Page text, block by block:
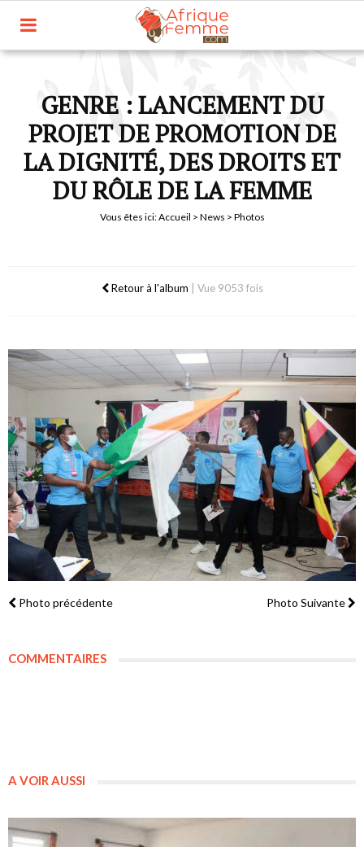
GENRE : LANCEMENT DU
PROJET DE PROMOTION DE
LA DIGNITÉ, DES DROITS ET
DU RÔLE DE LA FEMME
Vous êtes ici:Accueil > News > Photos
Retour à l'album Vue 9053 fois
Photo précédente Photo Suivante
COMMENTAIRES
A VOIR AUSSI